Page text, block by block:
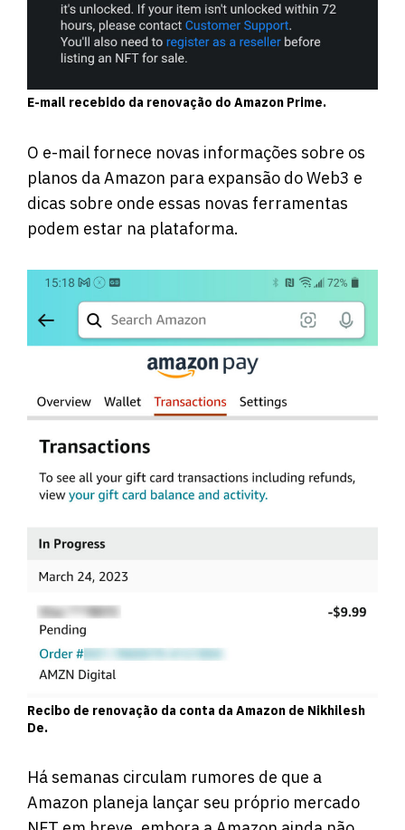
E-mail recebido da renovação do Amazon Prime.
O e-mail fornece novas informações sobre os
planos da Amazon para expansão do Web3 e
dicas sobre onde essas novas ferramentas
podem estar na plataforma.
Recibo de renovação da conta da Amazon de Nikhilesh
De.
Há semanas circulam rumores de que a
Amazon planeja lançar seu próprio mercado